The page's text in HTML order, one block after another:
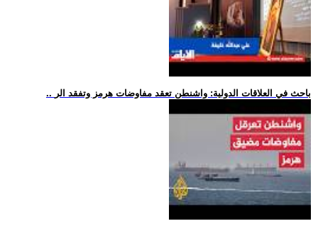
.. باحث في العلاقات الدولية: واشنطن تعقد مفاوضات هرمز وتفقد الر